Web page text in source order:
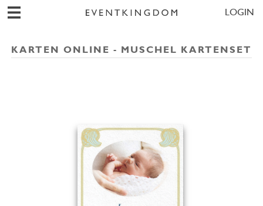
LOGIN
KARTEN ONLINE - MUSCHEL KARTENSET